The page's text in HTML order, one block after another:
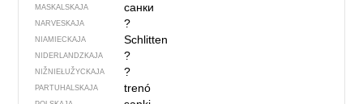
MASKALSKAJA санки
NARVESKAJA ?
NIAMIECKAJA Schlitten
NIDERLANDZKAJA ?
NIŽNIEŁUŽYCKAJA ?
PARTUHALSKAJA trenó